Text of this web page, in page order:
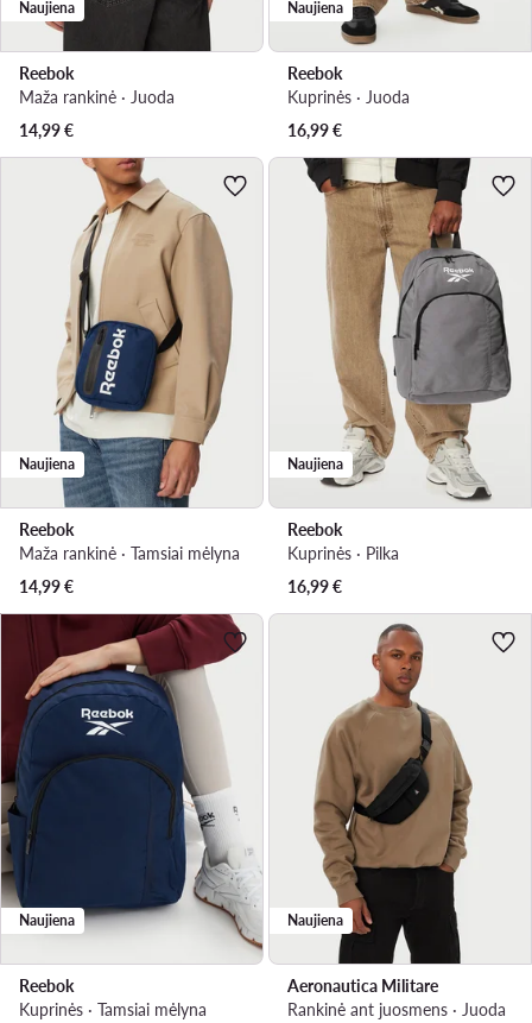
Naujiena
Reebok
Maža rankinė · Juoda
14,99€
Naujiena
Reebok
Kuprinės · Juoda
16,99€
Naujiena
Reebok
Maža rankinė · Tamsiai mėlyna
14,99€
Naujiena
Reebok
Kuprinės · Pilka
16,99€
Naujiena
Reebok
Kuprinės · Tamsiai mėlyna
Naujiena
Aeronautica Militare
Rankinė ant juosmens · Juoda